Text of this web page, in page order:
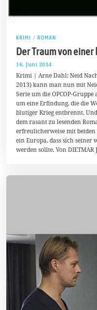
KRIMI / ROMAN
Der Traum von einer
16. Juni 2014
5
.
J
u
n
2
0
1
4
Krimi | Arne Dahl: Neid
2013) kann man nun mit
Serie um die OPCOP-
um eine Erfindung, die die
blutiger Krieg entbrennt.
dem rasant zu lesenden
erfreulicherweise mit
ein Europa, dass sich seiner
werden sollte. Von DIETMAR